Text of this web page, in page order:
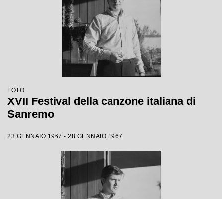
FOTO
XVII Festival della canzone italiana di
Sanremo
23 GENNAIO 1967 - 28 GENNAIO 1967